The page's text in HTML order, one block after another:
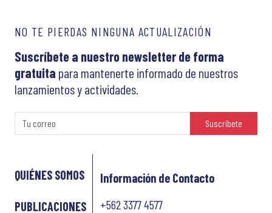
NO TE PIERDAS NINGUNA ACTUALIZACIÓN
Suscríbete a nuestro newsletter de forma
gratuita para mantenerte informado de nuestros
lanzamientos y actividades.
Suscríbete
QUIÉNES SOMOS
PUBLICACIONES
Información de Contacto
+562 3377 4577